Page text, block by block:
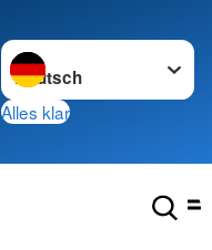
Sprache wechseln zu
Alles klar